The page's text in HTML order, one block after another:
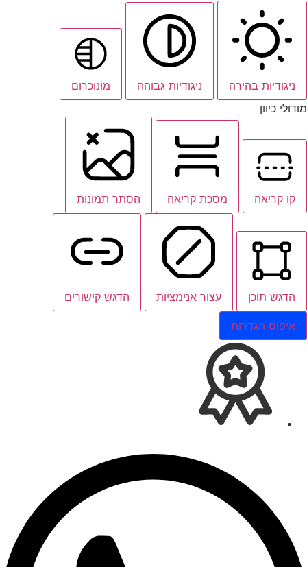
ניגודיות בהירה ניגודיות גבוהה
מונוכרום
מודולי כיוון
קו קריאה מסכת קריאה הסתר תמונות
הדגש תוכן עצור אנימציות הדגש קישורים
איפוס הגדרות